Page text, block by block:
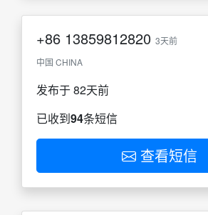
+86 13859812820 3天前
中国 CHINA
发布于 82天前
已收到94条短信
查看短信